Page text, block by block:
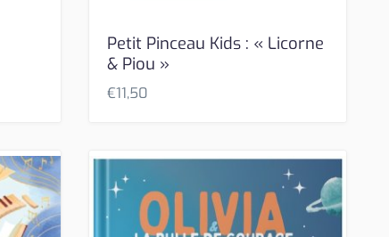
Petit Pinceau Kids : « Licorne
& Piou »
€11,50